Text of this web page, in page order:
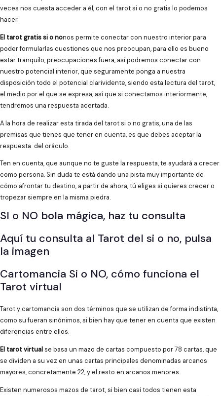
veces nos cuesta acceder a él, con el tarot si o no gratis lo podemos
hacer.
El tarot gratis si o nonos permite conectar con nuestro interior para
poder formularlas cuestiones que nos preocupan, para ello es bueno
estar tranquilo, preocupaciones fuera, así podremos conectar con
nuestro potencial interior, que seguramente ponga a nuestra
disposición todo el potencial clarividente, siendo esta lectura del tarot,
el medio por el que se expresa, así que si conectamos interiormente,
tendremos una respuesta acertada.
A la hora de realizar esta tirada del tarot si o no gratis, una de las
premisas que tienes que tener en cuenta, es que debes aceptar la
respuesta del oráculo.
Ten en cuenta, que aunque no te guste la respuesta, te ayudará a crecer
como persona. Sin duda te está dando una pista muy importante de
cómo afrontar tu destino, a partir de ahora, tú eliges si quieres crecer o
tropezar siempre en la misma piedra.
SI o NO bola mágica, haz tu consulta
Aquí tu consulta al Tarot del si o no, pulsa
la imagen
Cartomancia Si o NO, cómo funciona el
Tarot virtual
Tarot y cartomancia son dos términos que se utilizan de forma indistinta,
como su fueran sinónimos, si bien hay que tener en cuenta que existen
diferencias entre ellos.
El tarot virtualse basa un mazo de cartas compuesto por 78 cartas, que
se dividen a su vez en unas cartas principales denominadas arcanos
mayores, concretamente 22, y el resto en arcanos menores.
Existen numerosos mazos de tarot, si bien casi todos tienen esta